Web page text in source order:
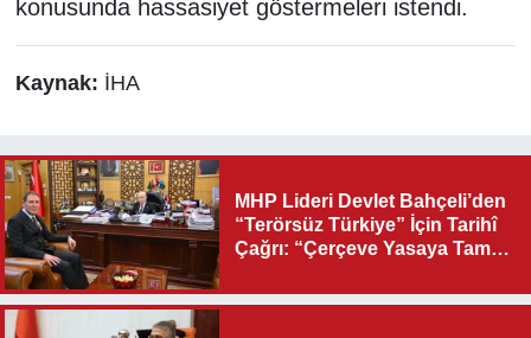
konusunda hassasiyet göstermeleri istendi.
Kaynak: İHA
MHP Lideri Devlet Bahçeli’den
“Terörsüz Türkiye” İçin Tarihî
Çağrı: “Çerçeve Yasaya Tam